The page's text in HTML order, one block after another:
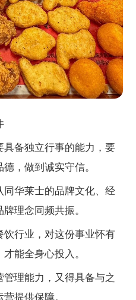
备独立行事的能力，要
，做到诚实守信。
华莱士的品牌文化、经
理念同频共振。
行业，对这份事业怀有
能全身心投入。
理能力，又得具备与之
提供保障。